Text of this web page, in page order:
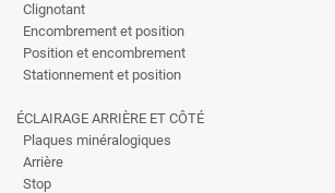
Clignotant
Encombrement et position
Position et encombrement
Stationnement et position
ÉCLAIRAGE ARRIÈRE ET CÔTÉ
Plaques minéralogiques
Arrière
Stop